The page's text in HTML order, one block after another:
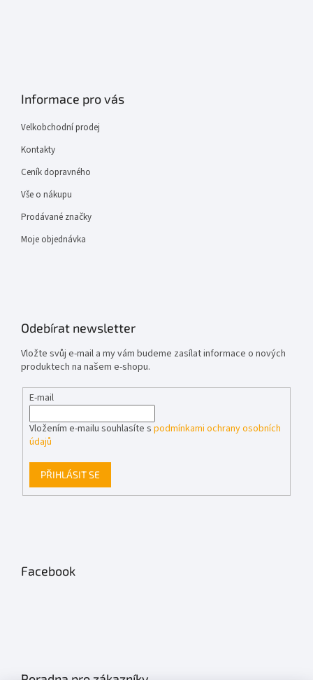
Informace pro vás
Velkobchodní prodej
Kontakty
Ceník dopravného
Vše o nákupu
Prodávané značky
Moje objednávka
Odebírat newsletter
Vložte svůj e-mail a my vám budeme zasílat informace o nových
produktech na našem e-shopu.
E-mail
Vložením e-mailu souhlasíte s podmínkami ochrany osobních
údajů
PŘIHLÁSIT SE
Facebook